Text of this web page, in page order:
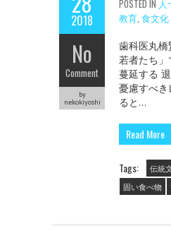
2018
No
Comment
by
nekokiyoshi
POSTED IN 人
教育 食文化
歯科医丸橋
若者たち」
蔓延する
憂慮すべ
ると…
Read More
Tags: 伝統
固い食べ物